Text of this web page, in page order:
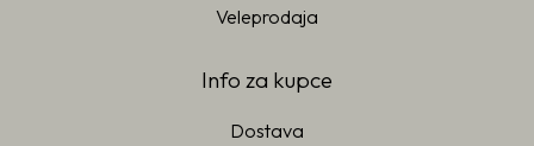
Veleprodaja
Info za kupce
Dostava